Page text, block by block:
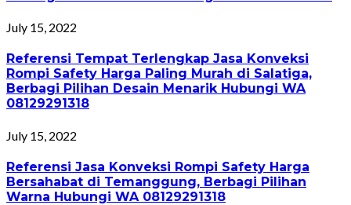
July 15, 2022
Referensi Tempat Terlengkap Jasa Konveksi
Rompi Safety Harga Paling Murah di Salatiga,
Berbagi Pilihan Desain Menarik Hubungi WA
08129291318
July 15, 2022
Referensi Jasa Konveksi Rompi Safety Harga
Bersahabat di Temanggung, Berbagi Pilihan
Warna Hubungi WA 08129291318